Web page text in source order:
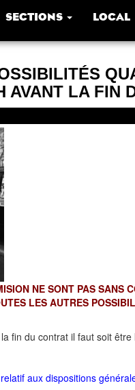
SECTIONS LOCAL
AVANT LA FIN
NE SONT PAS SANS
LES AUTRES
fin du contrat il faut soit
aux dispositions